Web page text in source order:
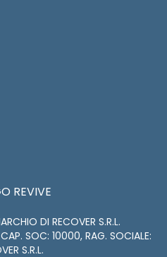
DI RECOVER S.R.L.
SOC: 10000, RAG. SOCIALE:
S.R.L.